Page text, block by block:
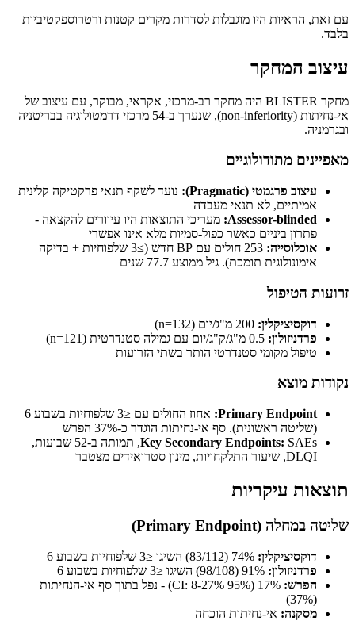
עם זאת, הראיות היו מוגבלות לסדרות מקרים קטנות ורטרוספקטיביות
בלבד.
עיצוב המחקר
מחקר BLISTER היה מחקר רב-מרכזי, אקראי, מבוקר, עם עיצוב של
אי-נחיתות (non-inferiority), שנערך ב-54 מרכזי דרמטולוגיה בבריטניה
ובגרמניה.
מאפיינים מתודולוגיים
עיצוב פרגמטי (Pragmatic):
נועד לשקף תנאי פרקטיקה קלינית
אמיתיים, לא תנאי מעבדה
Assessor-blinded: מעריכי התוצאות היו עיוורים להקצאה -
פתרון ביניים כאשר כפול-סמיות מלא אינו אפשרי
אוכלוסייה:
253 חולים עם BP חדש (≥3 שלפוחיות + בדיקה
אימונולוגית תומכת). גיל ממוצע 77.7 שנים
זרועות הטיפול
דוקסיציקלין:
פרדניזולון:
טיפול מקומי סטנדרטי הותר בשתי הזרועות
נקודות מוצא
Primary Endpoint:
אחוז החולים עם ≤3 שלפוחיות בשבוע 6
(שליטה ראשונית). סף אי-נחיתות הוגדר כ-37% הפרש
Key Secondary Endpoints:
SAEs, תמותה ב-52 שבועות,
DLQI, שיעור התלקחויות, מינון סטרואידים מצטבר
תוצאות עיקריות
שליטה במחלה (Primary Endpoint)
דוקסיציקלין:
פרדניזולון:
הפרש:
17% (95% CI: 8-27%) - נפל בתוך סף אי-הנחיתות
(37%)
מסקנה: אי-נחיתות הוכחה